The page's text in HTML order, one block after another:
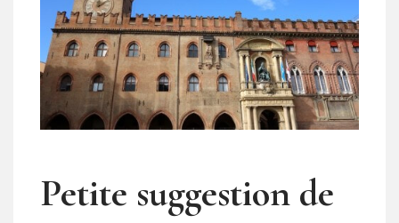
Petite suggestion de